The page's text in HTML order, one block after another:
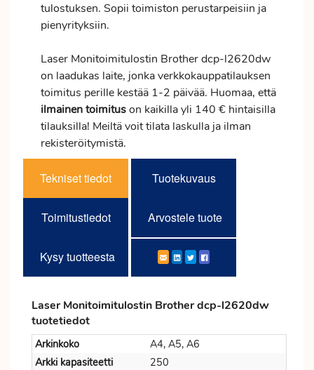
tulostuksen. Sopii toimiston perustarpeisiin ja
pienyrityksiin.
Laser Monitoimitulostin Brother dcp-l2620dw
on laadukas laite, jonka verkkokauppatilauksen
toimitus perille kestää 1-2 päivää. Huomaa, että
ilmainentoimituson kaikilla yli 140 € hintaisilla
tilauksilla! Meiltä voit tilata laskulla ja ilman
rekisteröitymistä.
Tekniset tiedot Tuotekuvaus
Toimitustiedot Arvostele tuote
Kysy tuotteesta
Laser Monitoimitulostin Brother dcp-l2620dw
tuotetiedot
Arkinkoko
A4, A5, A6
Arkki kapasiteetti
250